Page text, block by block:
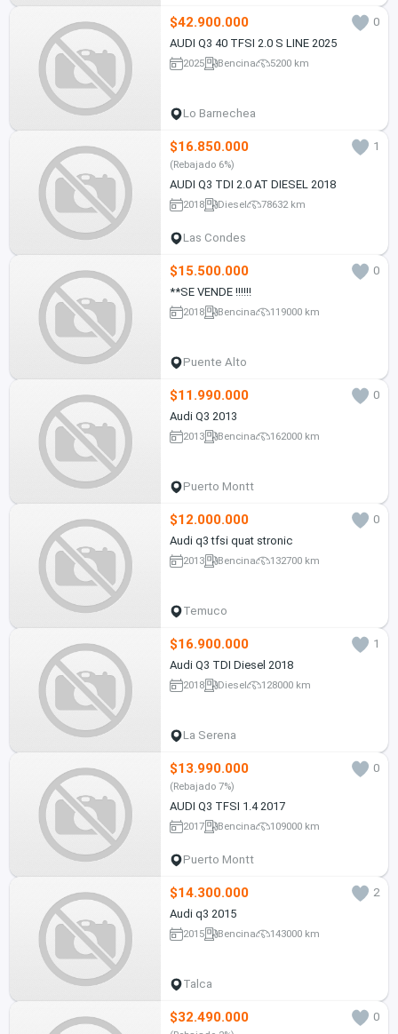
$42.900.000
0
AUDI Q3 40 TFSI 2.0 S LINE 2025
2025 Bencina 5200 km
Lo Barnechea
$16.850.000 1
(Rebajado 6%)
AUDI Q3 TDI 2.0 AT DIESEL 2018
2018 Diesel 78632 km
Las Condes
$15.500.000
0
**SE VENDE !!!!!!
2018 Bencina 119000 km
Puente Alto
$11.990.000
0
Audi Q3 2013
2013 Bencina 162000 km
Puerto Montt
$12.000.000
0
Audi q3 tfsi quat stronic
2013 Bencina 132700 km
Temuco
$16.900.000
1
Audi Q3 TDI Diesel 2018
2018 Diesel 128000 km
La Serena
$13.990.000 0
(Rebajado 7%)
AUDI Q3 TFSI 1.4 2017
2017 Bencina 109000 km
Puerto Montt
$14.300.000
2
Audi q3 2015
2015 Bencina 143000 km
Talca
$32.490.000 0